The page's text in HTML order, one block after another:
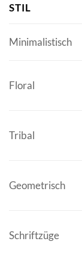
STIL
Minimalistisch
Floral
Tribal
Geometrisch
Schriftzüge